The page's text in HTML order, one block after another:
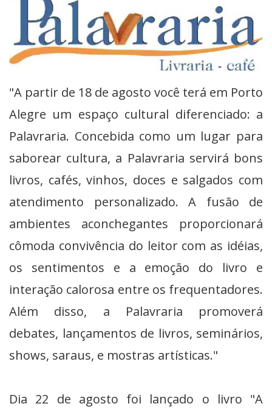
"A partir de 18 de agosto você terá em Porto
Alegre um espaço cultural diferenciado: a
Palavraria. Concebida como um lugar para
saborear cultura, a Palavraria servirá bons
livros, cafés, vinhos, doces e salgados com
atendimento personalizado. A fusão de
ambientes aconchegantes proporcionará
cômoda convivência do leitor com as idéias,
os sentimentos e a emoção do livro e
interação calorosa entre os frequentadores.
Além disso, a Palavraria promoverá
debates, lançamentos de livros, seminários,
shows, saraus, e mostras artísticas."
Dia 22 de agosto foi lançado o livro "A